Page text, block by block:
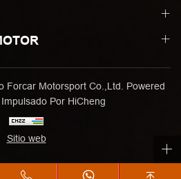
Forcar Motorsport Co.,Ltd. Powered
Impulsado Por HiCheng
Sitio web